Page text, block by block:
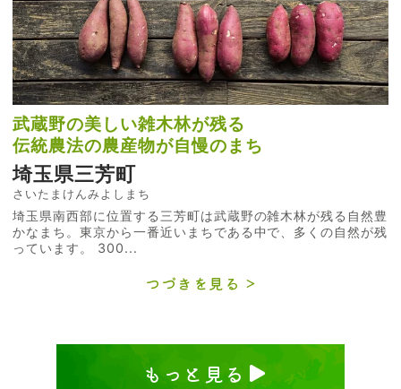
武蔵野の美しい雑木林が残る
伝統農法の農産物が自慢のまち
埼玉県三芳町
さいたまけんみよしまち
埼玉県南西部に位置する三芳町は武蔵野の雑木林が残る自然豊
かなまち。東京から一番近いまちである中で、多くの自然が残
っています。 300...
つづきを見る
もっと見る